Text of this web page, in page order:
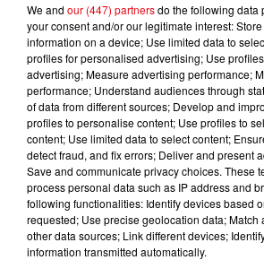
Incendie au Mont-Boron : deux jeunes
prison...
We and our (447) partnersdo the following data
your consent and/or our legitimate interest:
information on a device; Use limited data to
profiles for personalised advertising; Use
advertising; Measure advertising performance;
performance; Understand audiences through
of data from different sources; Develop and
profiles to personalise content; Use profiles to
content; Use limited data to select content;
detect fraud, and fix errors; Deliver and present
Save and communicate privacy choices. These
process personal data such as IP address and
following functionalities: Identify devices based
requested; Use precise geolocation data; Match
other data sources; Link different devices;
information transmitted automatically.